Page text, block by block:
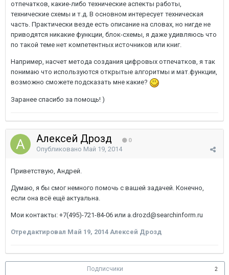
отпечатков, какие-либо технические аспекты работы,
технические схемы и т.д. В основном интересует техническая
часть. Практически везде есть описание на словах, но нигде не
приводятся никакие функции, блок-схемы, я даже удивляюсь что
по такой теме нет компетентных источников или книг.
Например, насчет метода создания цифровых отпечатков, я так
понимаю что используются открытые алгоритмы и мат.функции,
возможно сможете подсказать мне какие?
Заранее спасибо за помощь! )
Алексей Дрозд 0
Опубликовано Май 19, 2014
Приветствую, Андрей.
Думаю, я бы смог немного помочь с вашей задачей. Конечно,
если она всё ещё актуальна.
Мои контакты: +7(495)-721-84-06 или a.drozd@searchinform.ru
Отредактировал Май 19, 2014 Алексей Дрозд
Подписчики 2